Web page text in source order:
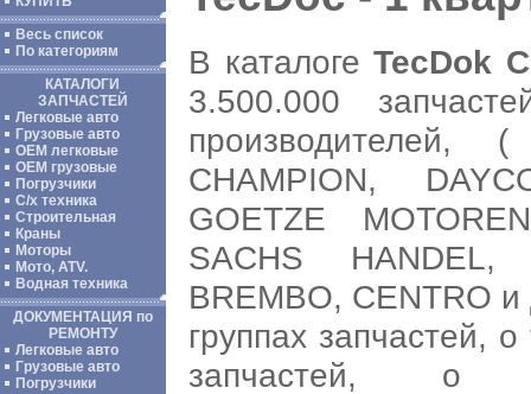
Весь список
По категориям
КАТАЛОГИ
ЗАПЧАСТЕЙ
Легковые авто
Грузовые авто
ОЕМ легковые
OEM грузовые
Погрузчики
С/х техника
Строительная
Краны
Моторы
Мото, ATV.
Водная техника
ДОКУМЕНТАЦИЯ по
РЕМОНТУ
Легковые авто
Грузовые авто
Погрузчики
В каталогеTecDok
3.500.000
производителей,
CHAMPION,
GOETZE
SACHS
BREMBO, CENTRO
группах запчастей,
запчастей, о